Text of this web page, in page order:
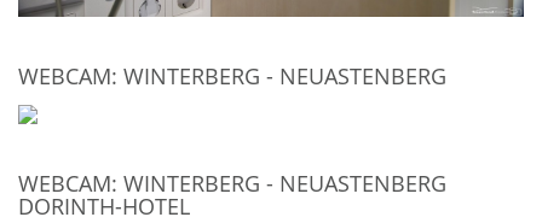
WEBCAM: WINTERBERG - NEUASTENBERG
WEBCAM: WINTERBERG - NEUASTENBERG
DORINTH-HOTEL